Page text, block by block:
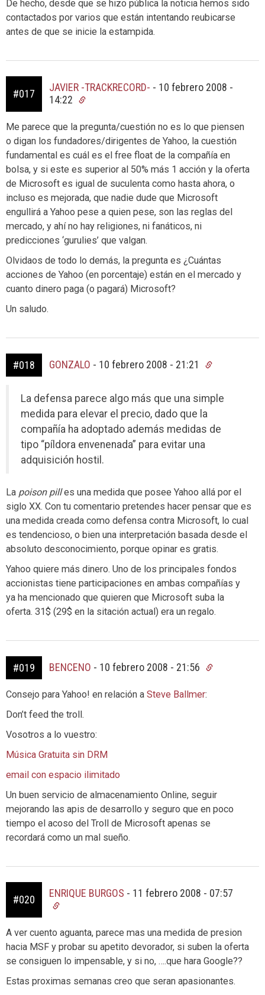
De hecho, desde que se hizo pública la noticia hemos sido
contactados por varios que están intentando reubicarse
antes de que se inicie la estampida.
#017
JAVIER -TRACKRECORD- - 10 febrero 2008 -
14:22
Me parece que la pregunta/cuestión no es lo que piensen
o digan los fundadores/dirigentes de Yahoo, la cuestión
fundamental es cuál es el free float de la compañía en
bolsa, y si este es superior al 50% más 1 acción y la oferta
de Microsoft es igual de suculenta como hasta ahora, o
incluso es mejorada, que nadie dude que Microsoft
engullirá a Yahoo pese a quien pese, son las reglas del
mercado, y ahí no hay religiones, ni fanáticos, ni
predicciones ‘gurulies’ que valgan.
Olvidaos de todo lo demás, la pregunta es ¿Cuántas
acciones de Yahoo (en porcentaje) están en el mercado y
cuanto dinero paga (o pagará) Microsoft?
Un saludo.
#018 GONZALO - 10 febrero 2008 - 21:21
La defensa parece algo más que una simple
medida para elevar el precio, dado que la
compañía ha adoptado además medidas de
tipo “píldora envenenada” para evitar una
adquisición hostil.
La poison pilles una medida que posee Yahoo allá por el
siglo XX. Con tu comentario pretendes hacer pensar que es
una medida creada como defensa contra Microsoft, lo cual
es tendencioso, o bien una interpretación basada desde el
absoluto desconocimiento, porque opinar es gratis.
Yahoo quiere más dinero. Uno de los principales fondos
accionistas tiene participaciones en ambas compañías y
ya ha mencionado que quieren que Microsoft suba la
oferta. 31$ (29$ en la sitación actual) era un regalo.
#019 BENCENO - 10 febrero 2008 - 21:56
Consejo para Yahoo! en relación a Steve Ballmer:
Don’t feed the troll.
Vosotros a lo vuestro:
Música Gratuita sin DRM
email con espacio ilimitado
Un buen servicio de almacenamiento Online, seguir
mejorando las apis de desarrollo y seguro que en poco
tiempo el acoso del Troll de Microsoft apenas se
recordará como un mal sueño.
#020
ENRIQUE BURGOS - 11 febrero 2008 - 07:57
A ver cuento aguanta, parece mas una medida de presion
hacia MSF y probar su apetito devorador, si suben la oferta
se consiguen lo impensable, y si no, ….que hara Google??
Estas proximas semanas creo que seran apasionantes.